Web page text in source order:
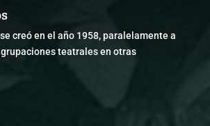
creó en el año 1958, paralelamente a
teatrales en otras